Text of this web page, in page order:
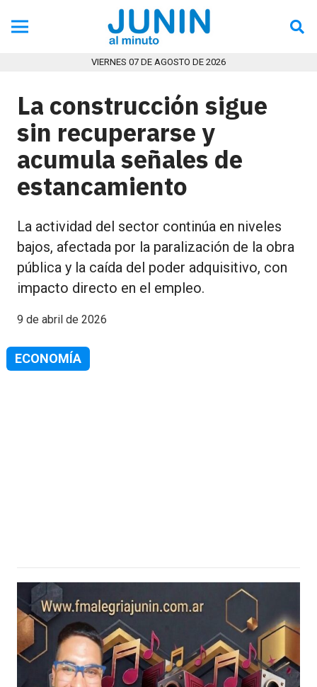
VIERNES 07 DE AGOSTO DE 2026
La construcción sigue
sin recuperarse y
acumula señales de
estancamiento
La actividad del sector continúa en niveles
bajos, afectada por la paralización de la obra
pública y la caída del poder adquisitivo, con
impacto directo en el empleo.
9 de abril de 2026
ECONOMÍA